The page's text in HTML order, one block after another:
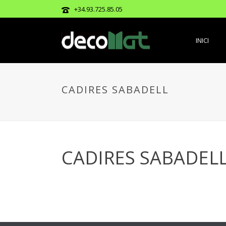
+34.93.725.85.05
INICI
CADIRES SABADELL
CADIRES